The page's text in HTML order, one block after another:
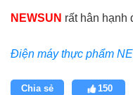
NEWSUN rất hân hạnh
Điện máy thực phẩm
Chia sẻ 150